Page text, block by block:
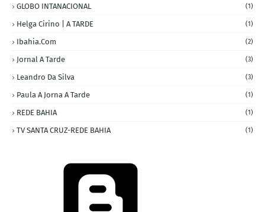
GLOBO INTANACIONAL (1)
Helga Cirino | A TARDE (1)
Ibahia.com (2)
Jornal A Tarde (3)
Leandro Da Silva (3)
Paula A Jorna A Tarde (1)
REDE BAHIA (1)
TV SANTA CRUZ-REDE BAHIA (1)